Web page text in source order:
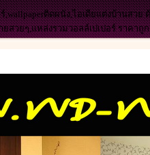
,wallpaperติดผนัง,ไอเดียแต่งบ้า
สวยๆ,แหล่งรวมวอลล์เปเปอร์ ราคาถูก